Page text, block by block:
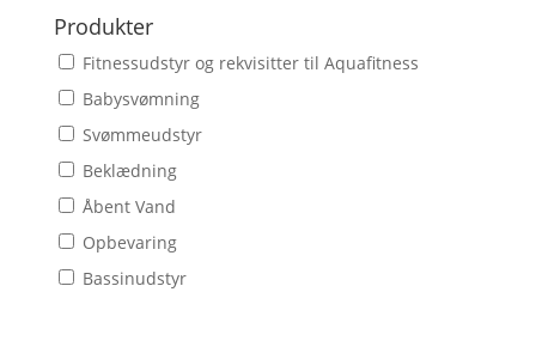
Produkter
Fitnessudstyr og rekvisitter til Aquafitness
Babysvømning
Svømmeudstyr
Beklædning
Åbent Vand
Opbevaring
Bassinudstyr